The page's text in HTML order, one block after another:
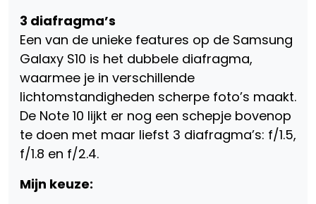
3 diafragma’s
Een van de unieke features op de Samsung
Galaxy S10 is het dubbele diafragma,
waarmee je in verschillende
lichtomstandigheden scherpe foto’s maakt.
De Note 10 lijkt er nog een schepje bovenop
te doen met maar liefst 3 diafragma’s: f/1.5,
f/1.8 en f/2.4.
Mijn keuze: